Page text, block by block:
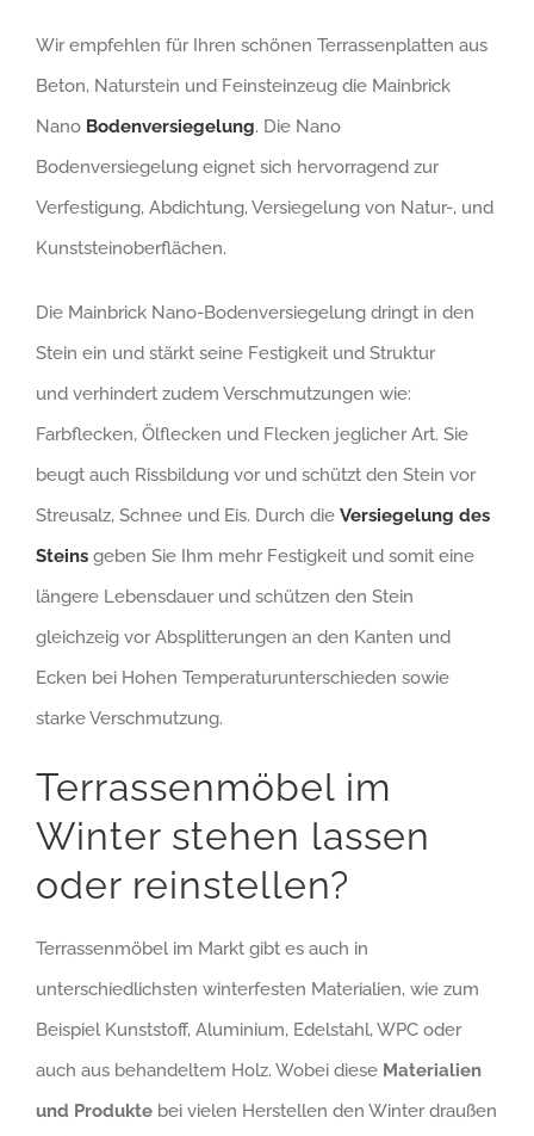
Wir empfehlen für Ihren schönen Terrassenplatten aus
Beton, Naturstein und Feinsteinzeug die Mainbrick
Nano Bodenversiegelung. Die Nano
Bodenversiegelung eignet sich hervorragend zur
Verfestigung, Abdichtung, Versiegelung von Natur-, und
Kunststeinoberflächen.
Die Mainbrick Nano-Bodenversiegelung dringt in den
Stein ein und stärkt seine Festigkeit und Struktur
und verhindert zudem Verschmutzungen wie:
Farbflecken, Ölflecken und Flecken jeglicher Art. Sie
beugt auch Rissbildung vor und schützt den Stein vor
Streusalz, Schnee und Eis. Durch die Versiegelung des
Steins geben Sie Ihm mehr Festigkeit und somit eine
längere Lebensdauer und schützen den Stein
gleichzeig vor Absplitterungen an den Kanten und
Ecken bei Hohen Temperaturunterschieden sowie
starke Verschmutzung.
Terrassenmöbel im
Winter stehen lassen
oder reinstellen?
Terrassenmöbel im Markt gibt es auch in
unterschiedlichsten winterfesten Materialien, wie zum
Beispiel Kunststoff, Aluminium, Edelstahl, WPC oder
auch aus behandeltem Holz. Wobei diese Materialien
und Produkte bei vielen Herstellen den Winter draußen